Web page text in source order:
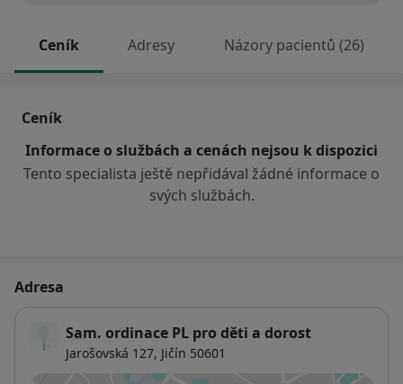
Ceník Adresy Názory pacientů (26)
Ceník
Informace o službách a cenách nejsou k dispozici
Tento specialista ještě nepřidával žádné informace o
svých službách.
Adresa
Sam. ordinace PL pro děti a dorost
Jarošovská 127, Jičín 50601